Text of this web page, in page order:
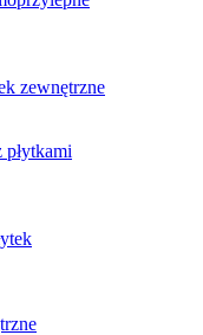
zewnętrzne
płytkami